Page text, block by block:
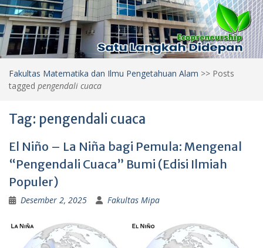
Fakultas Matematika dan Ilmu Pengetahuan Alam >> Posts
tagged pengendali cuaca
Tag: pengendali cuaca
El Niño – La Niña bagi Pemula: Mengenal
“Pengendali Cuaca” Bumi (Edisi Ilmiah
Populer)
Desember 2, 2025 Fakultas Mipa